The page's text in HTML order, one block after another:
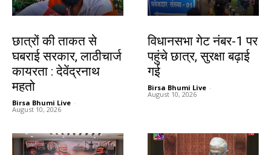
छात्रों की ताकत से
घबराई सरकार, लाठीचार्ज
कायरता : देवेंद्रनाथ
महतो
Birsa Bhumi Live -
August 10, 2026
विधानसभा गेट नंबर-1 पर
पहुंचे छात्र, सुरक्षा बढ़ाई
गई
Birsa Bhumi Live -
August 10, 2026